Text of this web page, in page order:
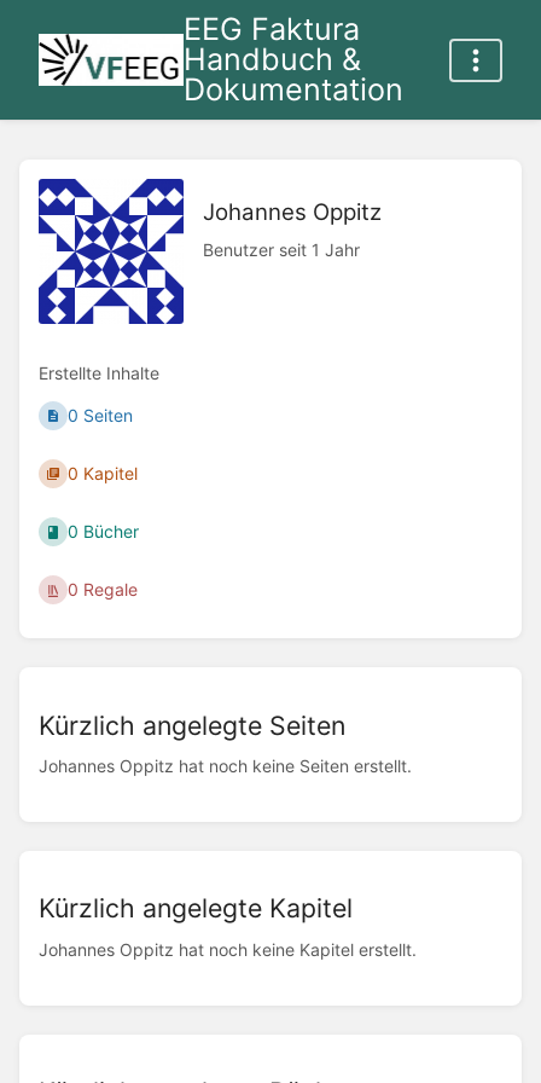
EEG Faktura
Handbuch &
Dokumentation
Johannes Oppitz
Benutzer seit 1 Jahr
Erstellte Inhalte
0 Seiten
0 Kapitel
0 Bücher
0 Regale
Kürzlich angelegte Seiten
Johannes Oppitz hat noch keine Seiten erstellt.
Kürzlich angelegte Kapitel
Johannes Oppitz hat noch keine Kapitel erstellt.